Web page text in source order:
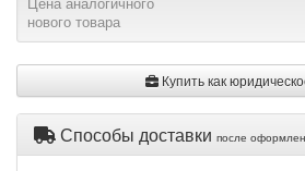
нового товара
Купить как
Способы доставки после